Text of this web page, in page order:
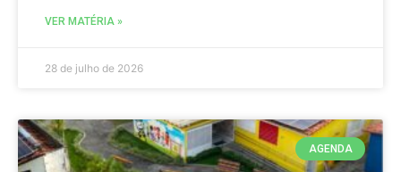
VER MATÉRIA »
28 de julho de 2026
AGENDA